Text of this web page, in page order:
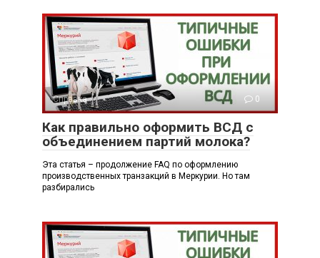
Справка 0
Как правильно оформить ВСД с
объединением партий молока?
Эта статья – продолжение FAQ по оформлению
производственных транзакций в Меркурии. Но там
разбирались